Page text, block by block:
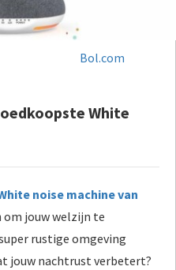
Bol.com
White
noise machine van
om jouw welzijn te
rustige omgeving
jouw nachtrust verbetert?